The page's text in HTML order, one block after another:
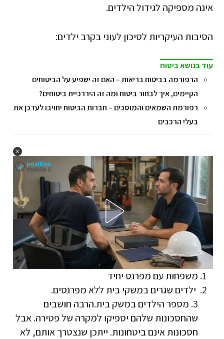
אינה מספיקה לגידול הילדים.
הסיבות העיקריות לסיכון לעוני בקרב ילדים:
עוד בנושא ביטוח
הרפורמה בביטוח בריאות – האם זה ישפיע על הביטוחים
הקיימים, איך לבחור ביטוח ומה זה היררכיית ביטוחים?
רפורמת השמאים והמוסכים – חברות הביטוח יחויבו לעדכן את
בעלי הרכבים
משפחות עם מפרנס יחיד
ילדים שגרים במשקי בית ללא מפרנסים.
3. מספר הילדים במשק בית.הרבה חושבים
שהחסכונות שלהם יספיקו למקרה של פטירה. אבל
חסכונות אינם ביטחונות. ייתכן שנצטרך אותם, לא